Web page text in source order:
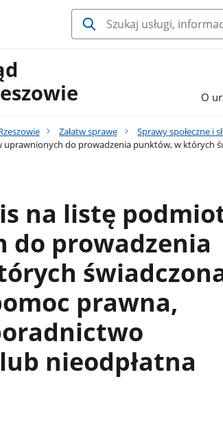
O
Załatw sprawę
Sprawy społeczne i
do prowadzenia punktów, w których
na listę
do prowadzenia
prawna,
nieodpłatna